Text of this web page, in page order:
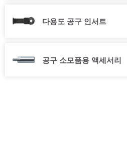
다용도 공구 인서트
공구 소모품용 액세서리